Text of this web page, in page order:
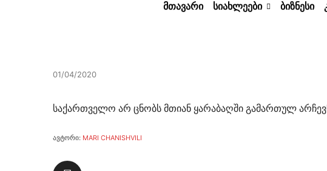
ᲛᲗᲐᲕᲐᲠᲘ ᲡᲘᲐᲮᲚᲔᲔᲑᲘ ᲑᲘᲖᲜᲔᲡᲘ
01/04/2020
საქართველო არ ცნობს მთიან ყარაბაღში გამართულ
ავტორი: MARI CHANISHVILI